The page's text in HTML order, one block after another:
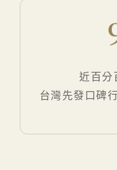
近百分
台灣先發口碑